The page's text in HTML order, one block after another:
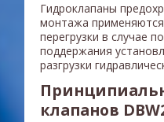
Гидроклапаны
монтажа
перегрузки в случае
поддержания
разгрузки
клапанов